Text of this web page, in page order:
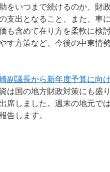
いつまで続けるのか、財
支出となること、また、車
も含めて在り方を柔軟に検
す方策など、今後の中東情
副議長から新年度予算に向
は国の地方財政対策にも盛
席しました。週末の地元では
告します。